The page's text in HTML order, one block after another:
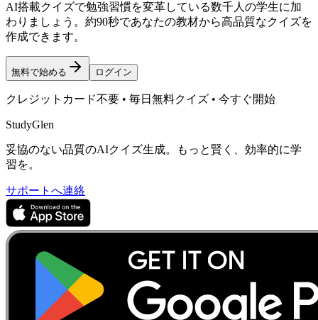
AI搭載クイズで勉強習慣を変革している数千人の学生に加
わりましょう。約90秒であなたの教材から高品質なクイズを
作成できます。
無料で始める ログイン
クレジットカード不要 • 毎日無料クイズ • 今すぐ開始
StudyGlen
妥協のない品質のAIクイズ生成。もっと賢く、効率的に学
習を。
サポートへ連絡